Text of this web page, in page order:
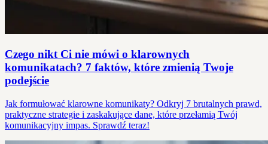
Czego nikt Ci nie mówi o klarownych
komunikatach? 7 faktów, które zmienią Twoje
podejście
Jak formułować klarowne komunikaty? Odkryj 7 brutalnych prawd,
praktyczne strategie i zaskakujące dane, które przełamią Twój
komunikacyjny impas. Sprawdź teraz!